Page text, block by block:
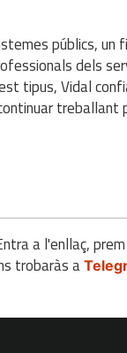
públics, un
dels
tipus, Vidal
treballant
a l'enllaç,
trobaràs a